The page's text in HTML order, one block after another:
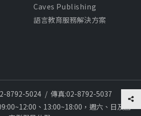
Caves Publishing
語言教育服務解決方案
8792-5024 / 傳真:02-8792-5037
、13:00~18:00，週六、日及國